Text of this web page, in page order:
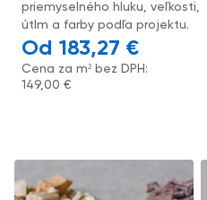
priemyselného hluku, veľkosti,
útlm a farby podľa projektu.
183,27 €
Cena za m² bez DPH:
149,00€